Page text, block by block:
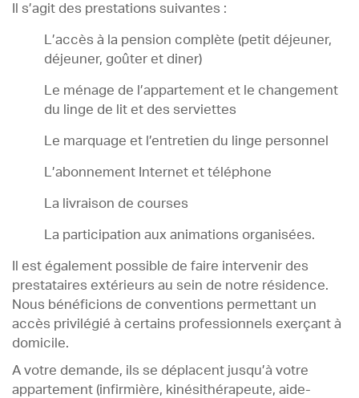
Il s’agit des prestations suivantes :
L’accès à la pension complète (petit déjeuner,
déjeuner, goûter et diner)
Le ménage de l’appartement et le changement
du linge de lit et des serviettes
Le marquage et l’entretien du linge personnel
L’abonnement Internet et téléphone
La livraison de courses
La participation aux animations organisées.
Il est également possible de faire intervenir des
prestataires extérieurs au sein de notre résidence.
Nous bénéficions de conventions permettant un
accès privilégié à certains professionnels exerçant à
domicile.
A votre demande, ils se déplacent jusqu’à votre
appartement (infirmière, kinésithérapeute, aide-